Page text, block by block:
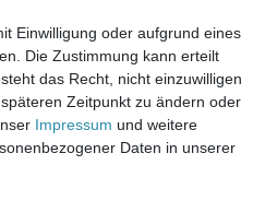
Uhr, Mittwoch Ruhetag,
Freitag 8.00 - 14.00 Uhr
Einwilligung oder aufgrund eines
Die Zustimmung kann erteilt
das Recht, nicht einzuwilligen
Zeitpunkt zu ändern oder
Impressum und weitere
Daten in unserer